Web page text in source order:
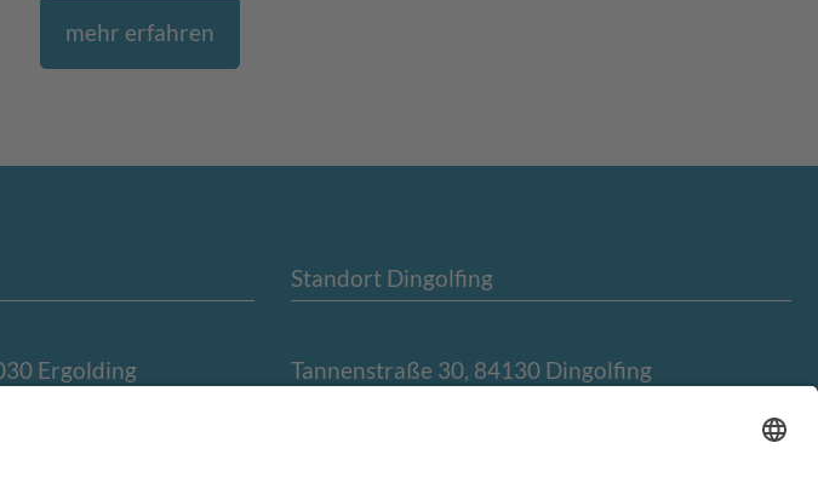
mehr erfahren
Ergolding
Standort Dingolfing
Tannenstraße 30, 84130 Dingolfing